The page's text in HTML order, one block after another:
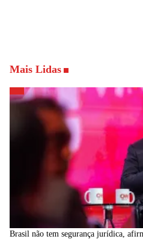
Mais Lidas
Brasil não tem segurança jurídica,